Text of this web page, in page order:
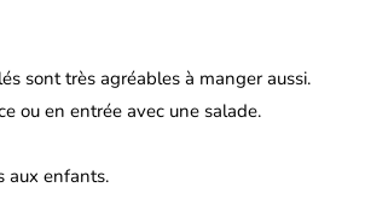
sont très agréables à manger aussi.
ou en entrée avec une salade.
aux enfants.